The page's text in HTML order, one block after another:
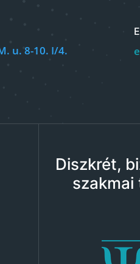
u. 8-10. I/4.
Diszkrét,
szakmai